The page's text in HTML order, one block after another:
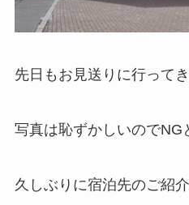
先日もお見送りに行ってき
写真は恥ずかしいのでNG
久しぶりに宿泊先のご紹